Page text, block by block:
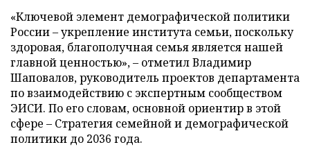
«Ключевой элемент демографической политики
России – укрепление института семьи, поскольку
здоровая, благополучная семья является нашей
главной ценностью», – отметил Владимир
Шаповалов, руководитель проектов департамента
по взаимодействию с экспертным сообществом
ЭИСИ. По его словам, основной ориентир в этой
сфере – Стратегия семейной и демографической
политики до 2036 года.